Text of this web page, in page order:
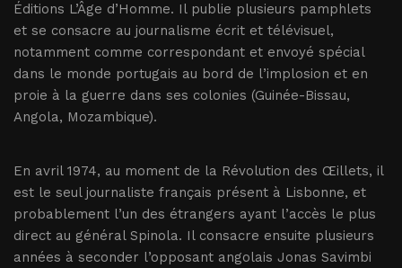
Éditions L’Âge d’Homme. Il publie plusieurs pamphlets
et se consacre au journalisme écrit et télévisuel,
notamment comme correspondant et envoyé spécial
dans le monde portugais au bord de l’implosion et en
proie à la guerre dans ses colonies (Guinée-Bissau,
Angola, Mozambique).
En avril 1974, au moment de la Révolution des Œillets, il
est le seul journaliste français présent à Lisbonne, et
probablement l’un des étrangers ayant l’accès le plus
direct au général Spinola. Il consacre ensuite plusieurs
années à seconder l’opposant angolais Jonas Savimbi